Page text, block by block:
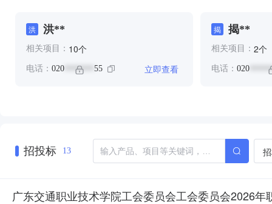
洪 洪**
相关项目： 10个
电话： 020 ******* 55 立即查看
揭 揭**
相关项目： 2个
电话： 020
招投标 13
广东交通职业技术学院工会委员会工会委员会2026